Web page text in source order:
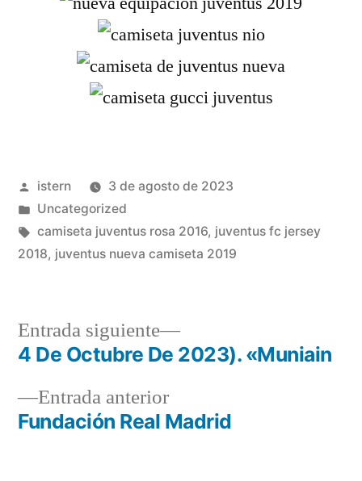
Publicado
por
istern
3 de agosto de 2023
Publicado
en
Uncategorized
Etiquetas:
camiseta juventus rosa 2016, juventus fc jersey
2018, juventus nueva camiseta 2019
Navegación
deEntrada anteriorEntrada
anterior:
Fundación Real Madrid
Entrada siguiente
Entrada
siguiente:
4 De Octubre De 2023). «Muniain